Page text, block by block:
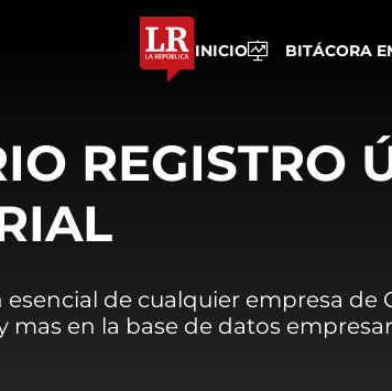
INICIO BITÁCORA
REGISTRO
esencial de cualquier empresa de
mas en la base de datos